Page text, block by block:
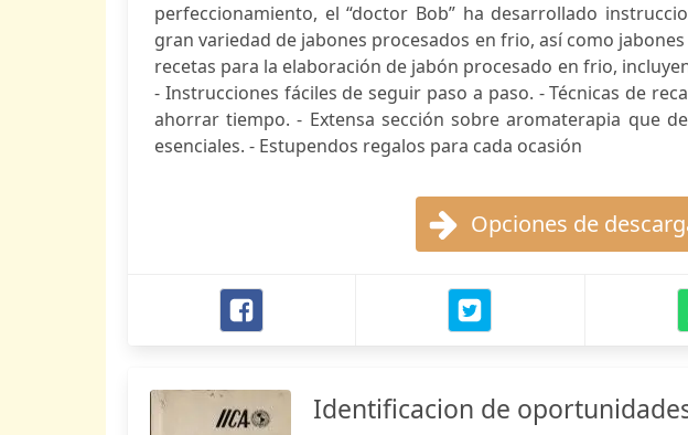
perfeccionamiento, el “doctor Bob” ha desarrollado
gran variedad de jabones procesados en frio, así como
recetas para la elaboración de jabón procesado en frio,
- Instrucciones fáciles de seguir paso a paso. - Técnicas de
ahorrar tiempo. - Extensa sección sobre aromaterapia que
esenciales. - Estupendos regalos para cada ocasión
Opciones de
Identificacion de